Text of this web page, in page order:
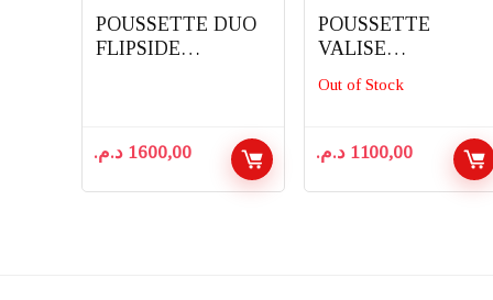
POUSSETTE DUO
FLIPSIDE
1600,00 د.م.
POUSSETTE
VALISE
COMPACTE AVEC
COUVRE JAMBE –
Out of Stock
1100,00 د.م.